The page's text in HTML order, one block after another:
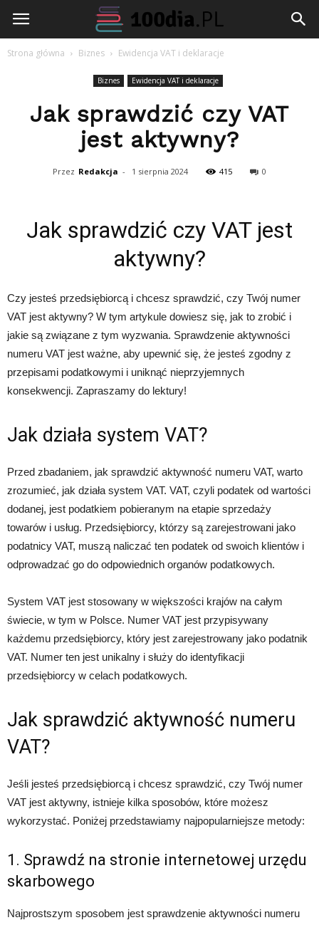
100dia.pl
Strona główna Biznes Ewidencja VAT i deklaracje
Biznes Ewidencja VAT i deklaracje
Jak sprawdzić czy VAT
jest aktywny?
Przez Redakcja - 1 sierpnia 2024 415 0
Jak sprawdzić czy VAT jest
aktywny?
Czy jesteś przedsiębiorcą i chcesz sprawdzić, czy Twój numer
VAT jest aktywny? W tym artykule dowiesz się, jak to zrobić i
jakie są związane z tym wyzwania. Sprawdzenie aktywności
numeru VAT jest ważne, aby upewnić się, że jesteś zgodny z
przepisami podatkowymi i uniknąć nieprzyjemnych
konsekwencji. Zapraszamy do lektury!
Jak działa system VAT?
Przed zbadaniem, jak sprawdzić aktywność numeru VAT, warto
zrozumieć, jak działa system VAT. VAT, czyli podatek od wartości
dodanej, jest podatkiem pobieranym na etapie sprzedaży
towarów i usług. Przedsiębiorcy, którzy są zarejestrowani jako
podatnicy VAT, muszą naliczać ten podatek od swoich klientów i
odprowadzać go do odpowiednich organów podatkowych.
System VAT jest stosowany w większości krajów na całym
świecie, w tym w Polsce. Numer VAT jest przypisywany
każdemu przedsiębiorcy, który jest zarejestrowany jako podatnik
VAT. Numer ten jest unikalny i służy do identyfikacji
przedsiębiorcy w celach podatkowych.
Jak sprawdzić aktywność numeru
VAT?
Jeśli jesteś przedsiębiorcą i chcesz sprawdzić, czy Twój numer
VAT jest aktywny, istnieje kilka sposobów, które możesz
wykorzystać. Poniżej przedstawiamy najpopularniejsze metody:
1. Sprawdź na stronie internetowej urzędu
skarbowego
Najprostszym sposobem jest sprawdzenie aktywności numeru